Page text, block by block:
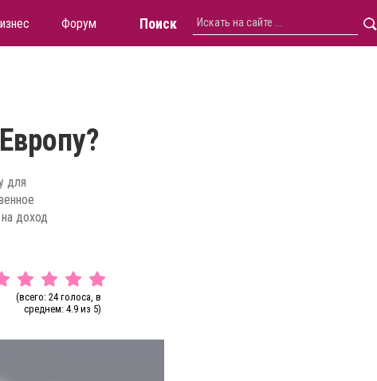
Форум Поиск
для
доход
(всего: 24 голоса, в
среднем: 4.9 из 5)